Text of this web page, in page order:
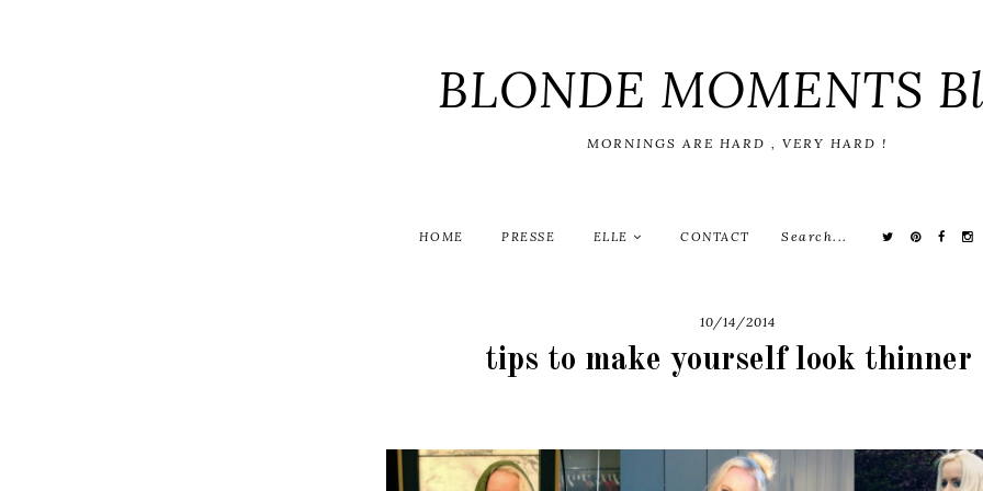
BLONDE MOMENTS
MORNINGS ARE HARD , VERY HARD !
HOME PRESSE ELLE CONTACT
10/14/2014
tips to make yourself look thinner